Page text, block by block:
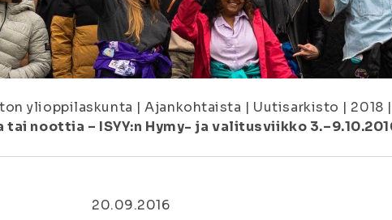
ylioppilaskunta | Ajankohtaista | Uutisarkisto | 2018 |
noottia – ISYY:n Hymy- ja valitusviikko
20.09.2016